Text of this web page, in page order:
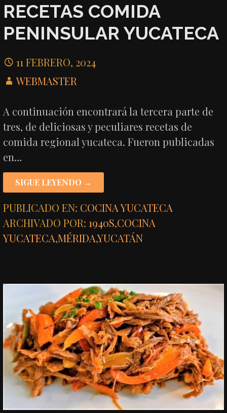
RECETAS COMIDA
PENINSULAR YUCATECA
11 FEBRERO, 2024
WEBMASTER
A continuación encontrará la tercera parte de
tres, de deliciosas y peculiares recetas de
comida regional yucateca. Fueron publicadas
en…
SIGUE LEYENDO →
PUBLICADO EN: COCINA YUCATECA
ARCHIVADO POR:1940S,COCINA
YUCATECA,MÉRIDA,YUCATÁN